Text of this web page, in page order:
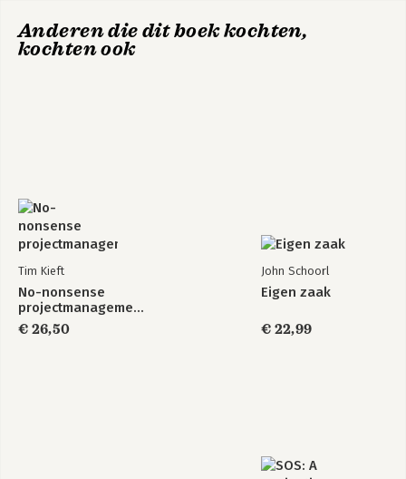
Anderen die dit boek kochten,
kochten ook
Tim Kieft
No-nonsense
projectmanagement
€ 26,50
John Schoorl
Eigen zaak
€ 22,99